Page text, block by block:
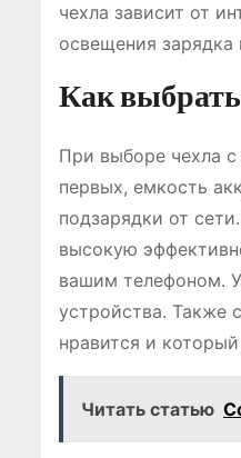
чехла зависит от
освещения
Как выбрать
При выборе чехла
первых, емкость
подзарядки от
высокую
вашим телефоном․
устройства․ Также
нравится и
Читать статью